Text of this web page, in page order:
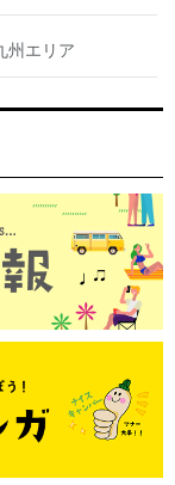
州エリア